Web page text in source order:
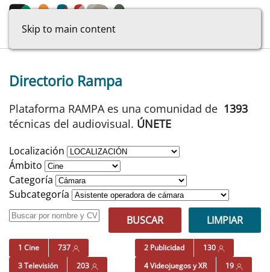
Skip to main content
Directorio Rampa
Plataforma RAMPA es una comunidad de 1393
técnicas del audiovisual. ÚNETE
Localización
Ámbito
Categoría
Subcategoría
BUSCAR
LIMPIAR
1 Cine 737 2 Publicidad
130
3 Televisión
203 4 Videojuegos y XR
19